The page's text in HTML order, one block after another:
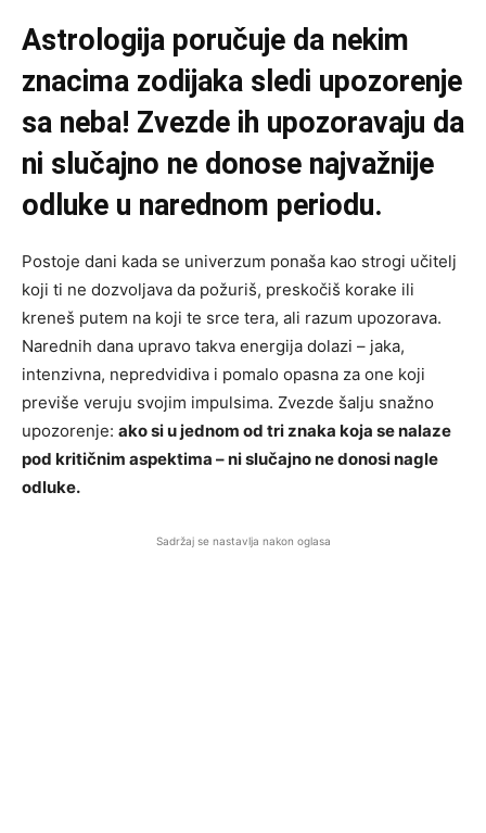
Astrologija poručuje da nekim
znacima zodijaka sledi upozorenje
sa neba! Zvezde ih upozoravaju da
ni slučajno ne donose najvažnije
odluke u narednom periodu.
Postoje dani kada se univerzum ponaša kao strogi učitelj
koji ti ne dozvoljava da požuriš, preskočiš korake ili
kreneš putem na koji te srce tera, ali razum upozorava.
Narednih dana upravo takva energija dolazi – jaka,
intenzivna, nepredvidiva i pomalo opasna za one koji
previše veruju svojim impulsima. Zvezde šalju snažno
upozorenje: ako si u jednom od tri znaka koja se nalaze
pod kritičnim aspektima – ni slučajno ne donosi nagle
odluke.
Sadržaj se nastavlja nakon oglasa